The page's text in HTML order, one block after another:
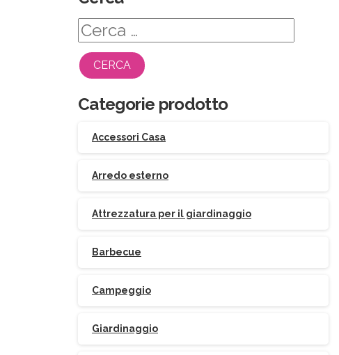
Ricerca
per:
Categorie prodotto
Accessori Casa
Arredo esterno
Attrezzatura per il giardinaggio
Barbecue
Campeggio
Giardinaggio